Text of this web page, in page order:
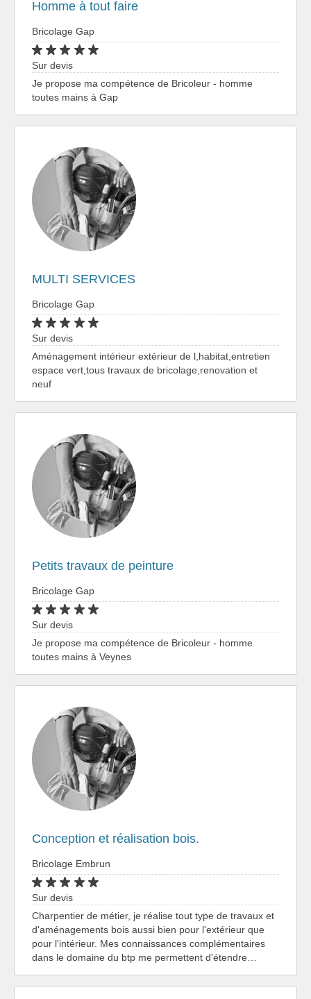
Homme à tout faire
Bricolage Gap
Sur devis
Je propose ma compétence de Bricoleur - homme
toutes mains à Gap
MULTI SERVICES
Bricolage Gap
Sur devis
Aménagement intérieur extérieur de l,habitat,entretien
espace vert,tous travaux de bricolage,renovation et
neuf
Petits travaux de peinture
Bricolage Gap
Sur devis
Je propose ma compétence de Bricoleur - homme
toutes mains à Veynes
Conception et réalisation bois.
Bricolage Embrun
Sur devis
Charpentier de métier, je réalise tout type de travaux et
d'aménagements bois aussi bien pour l'extérieur que
pour l'intérieur. Mes connaissances complémentaires
dans le domaine du btp me permettent d'étendre…